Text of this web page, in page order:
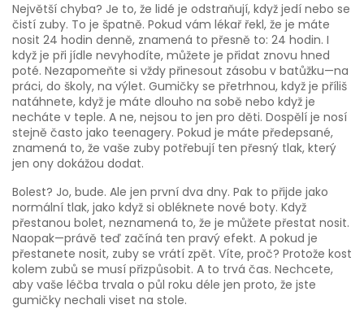
Největší chyba? Je to, že lidé je odstraňují, když jedí nebo se
čistí zuby. To je špatně. Pokud vám lékař řekl, že je máte
nosit 24 hodin denně, znamená to přesně to: 24 hodin. I
když je při jídle nevyhodíte, můžete je přidat znovu hned
poté. Nezapomeňte si vždy přinesout zásobu v batůžku—na
práci, do školy, na výlet. Gumičky se přetrhnou, když je příliš
natáhnete, když je máte dlouho na sobě nebo když je
necháte v teple. A ne, nejsou to jen pro děti. Dospělí je nosí
stejně často jako teenagery. Pokud je máte předepsané,
znamená to, že vaše zuby potřebují ten přesný tlak, který
jen ony dokážou dodat.
Bolest? Jo, bude. Ale jen první dva dny. Pak to přijde jako
normální tlak, jako když si obléknete nové boty. Když
přestanou bolet, neznamená to, že je můžete přestat nosit.
Naopak—právě teď začíná ten pravý efekt. A pokud je
přestanete nosit, zuby se vrátí zpět. Víte, proč? Protože kost
kolem zubů se musí přizpůsobit. A to trvá čas. Nechcete,
aby vaše léčba trvala o půl roku déle jen proto, že jste
gumičky nechali viset na stole.